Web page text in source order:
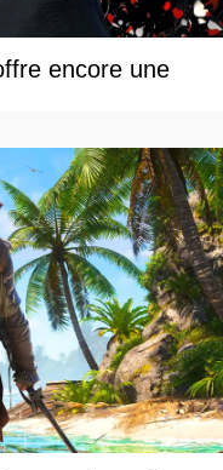
encore une